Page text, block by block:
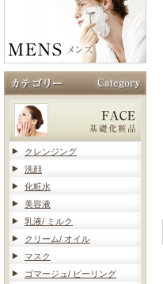
クレンジング
洗顔
化粧水
美容液
乳液/ ミルク
クリーム/ オイル
マスク
ゴマージュ/ ピーリング